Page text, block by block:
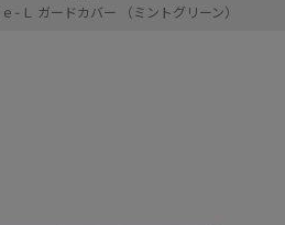
-Ｌ ガードカバー （ミントグリーン）